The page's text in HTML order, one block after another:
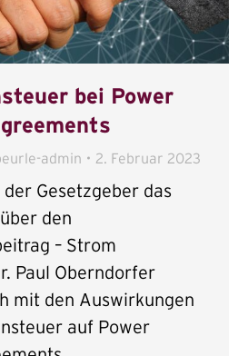
bei Power
admin 2. Februar 2023
Gesetzgeber das
den
– Strom
Paul Oberndorfer
mit den Auswirkungen
auf Power